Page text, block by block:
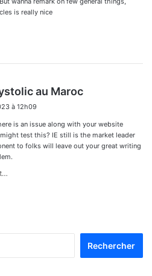
is really nice
au Maroc
:
à 12h09
is an issue along with your website
test this? IE still is the market leader
to folks will leave out your great writing